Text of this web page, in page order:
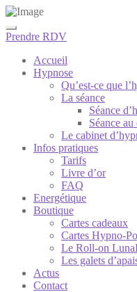
Prendre RDV
Accueil
Hypnose
Qu’est-ce que
La séance
Séance
Séance
Le cabinet
Infos pratiques
Tarifs
Livre d’or
FAQ
Energétique
Boutique
Cartes cadeaux
Cartes Hypno-
Le Roll-on
Les galets
Actus
Contact